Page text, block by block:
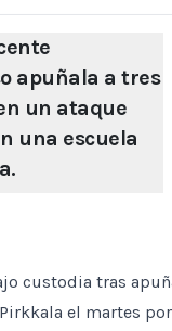
apuñala a tres
un ataque
una escuela
custodia tras
el martes